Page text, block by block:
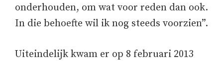
onderhouden, om wat voor reden dan ook.
In die behoefte wil ik nog steeds voorzien”.
Uiteindelijk kwam er op 8 februari 2013